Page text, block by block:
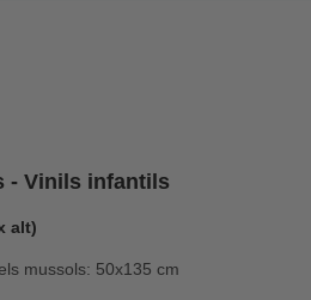
- Vinils infantils
alt)
mussols: 50x135 cm